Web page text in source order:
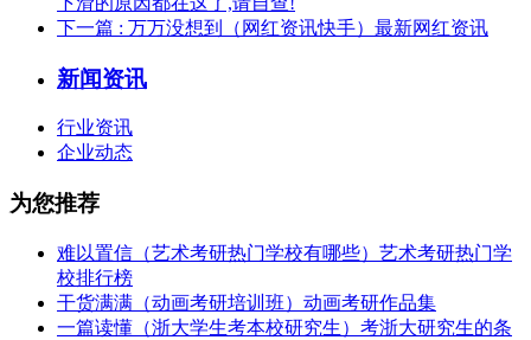
下一篇 : 万万没想到（网红资讯快手）最新网红资讯
新闻资讯
行业资讯
企业动态
为您推荐
难以置信（艺术考研热门学校有哪些）艺术考研热门学
校排行榜
干货满满（动画考研培训班）动画考研作品集
一篇读懂（浙大学生考本校研究生）考浙大研究生的条